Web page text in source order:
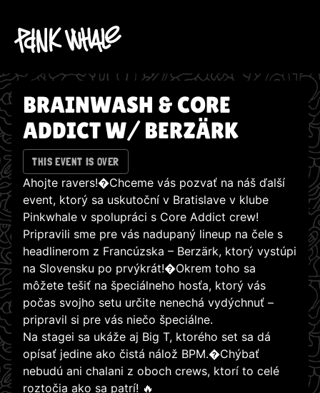
BRAINWASH & CORE
ADDICT W/ BERZÄRK
THIS EVENT IS OVER
Ahojte ravers!�Chceme vás pozvať na náš ďalší
event, ktorý sa uskutoční v Bratislave v klube
Pinkwhale v spolupráci s Core Addict crew!
Pripravili sme pre vás nadupaný lineup na čele s
headlinerom z Francúzska – Berzärk, ktorý vystúpi
na Slovensku po prvýkrát!�Okrem toho sa
môžete tešiť na špeciálneho hosťa, ktorý vás
počas svojho setu určite nenechá vydýchnuť –
pripravil si pre vás niečo špeciálne.
Na stagei sa ukáže aj Big T, ktorého set sa dá
opísať jedine ako čistá nálož BPM.�Chýbať
nebudú ani chalani z oboch crews, ktorí to celé
roztočia ako sa patrí! 🔥